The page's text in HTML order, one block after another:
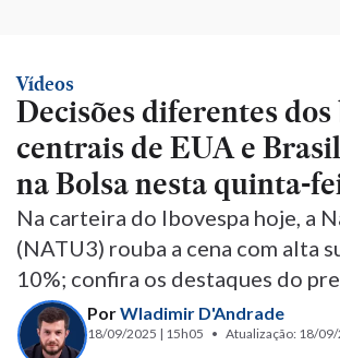
Vídeos
Decisões diferentes dos
centrais de EUA e
na Bolsa nesta quinta-
Na carteira do Ibovespa hoje, a
(NATU3) rouba a cena com alta
10%; confira os destaques do
PorWladimir D'Andrade
18/09/2025 | 15h05 Atualização: 18/